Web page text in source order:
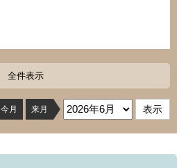
全件表示
今月 来月